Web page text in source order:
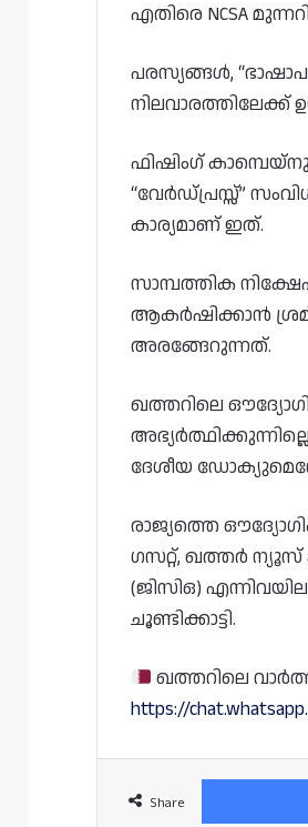
എതിരെ NCSA
പരസ്യങ്ങൾ,
ഫിഷിംഗ്
“വേർഡ്‌പ്രസ്സ്”
കാര്യമാണ് ഇത്.
സാമ്പത്തിക
ആകർഷിക്കാൻ
അരങ്ങേറുന്നത്.
ഖത്തറിലെ
ദേശീയ
രാജ്യത്തെ
ഗസറ്റ്, ഖത്തർ
(ജിസിഒ)
ചൂണ്ടിക്കാട്ടി.
ഖത്തറിലെ
https://
Share